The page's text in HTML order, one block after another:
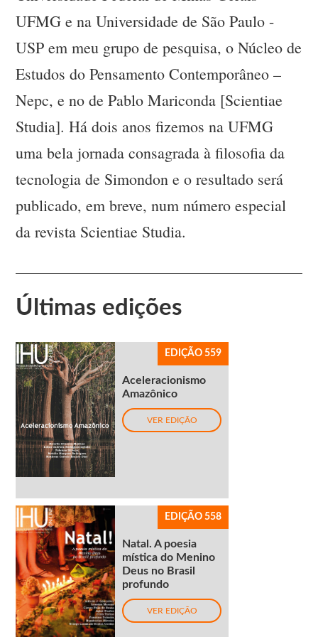
UFMG e na Universidade de São Paulo -
USP em meu grupo de pesquisa, o Núcleo de
Estudos do Pensamento Contemporâneo –
Nepc, e no de Pablo Mariconda [Scientiae
Studia]. Há dois anos fizemos na UFMG
uma bela jornada consagrada à filosofia da
tecnologia de Simondon e o resultado será
publicado, em breve, num número especial
da revista Scientiae Studia.
Últimas edições
EDIÇÃO 559
Aceleracionismo
Amazônico
VER EDIÇÃO
EDIÇÃO 558
Natal. A poesia
mística do Menino
Deus no Brasil
profundo
VER EDIÇÃO